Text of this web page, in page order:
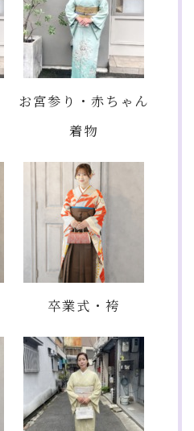
お宮参り・赤ちゃん
着物
卒業式・袴